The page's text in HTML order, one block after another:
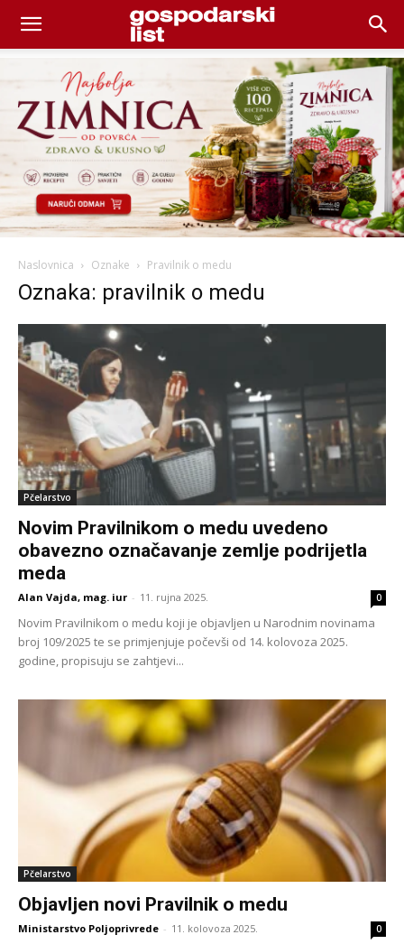
Naslovnica Oznake Pravilnik o medu
Oznaka: pravilnik o medu
Pčelarstvo
Novim Pravilnikom o medu uvedeno
obavezno označavanje zemlje podrijetla
meda
Alan Vajda, mag. iur - 11. rujna 2025. 0
Novim Pravilnikom o medu koji je objavljen u Narodnim novinama
broj 109/2025 te se primjenjuje počevši od 14. kolovoza 2025.
godine, propisuju se zahtjevi...
Pčelarstvo
Objavljen novi Pravilnik o medu
Ministarstvo Poljoprivrede - 11. kolovoza 2025. 0